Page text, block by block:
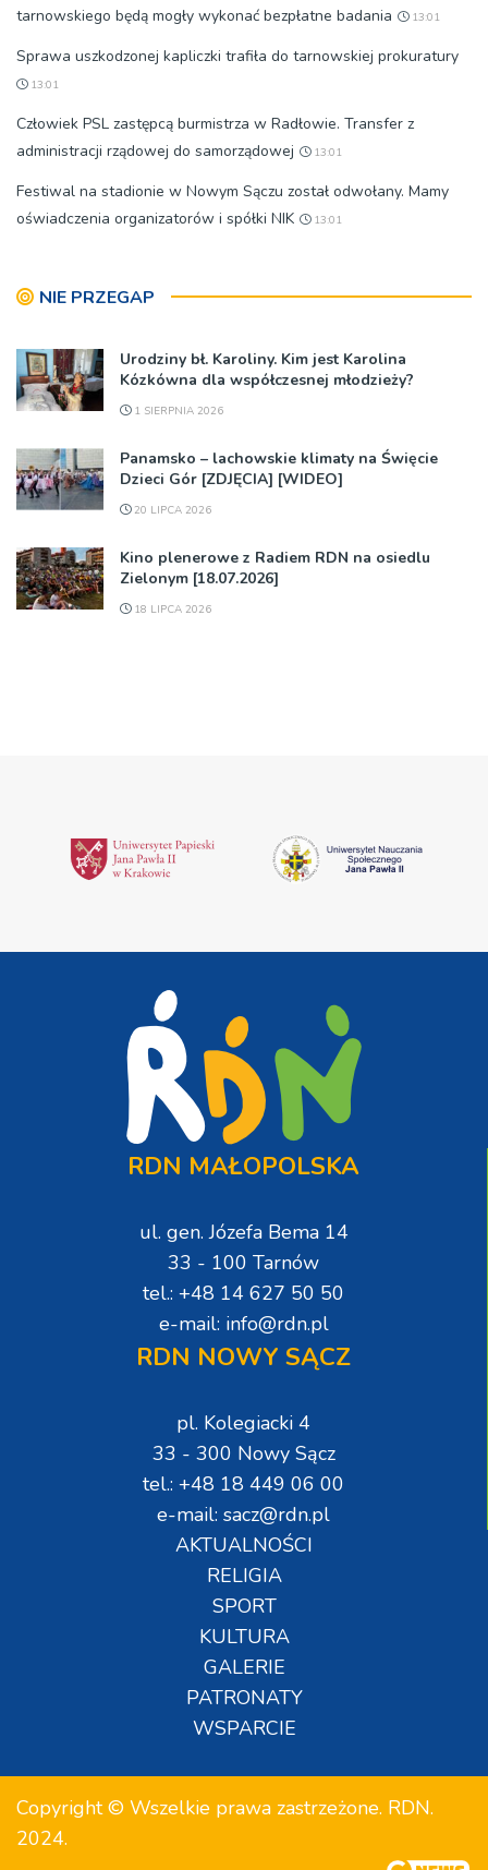
tarnowskiego będą mogły wykonać bezpłatne badania
13:01
Sprawa uszkodzonej kapliczki trafiła do tarnowskiej prokuratury
13:01
Człowiek PSL zastępcą burmistrza w Radłowie. Transfer z
administracji rządowej do samorządowej
13:01
Festiwal na stadionie w Nowym Sączu został odwołany. Mamy
oświadczenia organizatorów i spółki NIK
13:01
NIE PRZEGAP
Urodziny bł. Karoliny. Kim jest Karolina
Kózkówna dla współczesnej młodzieży?
1 SIERPNIA 2026
Panamsko – lachowskie klimaty na Święcie
Dzieci Gór [ZDJĘCIA] [WIDEO]
20 LIPCA 2026
Kino plenerowe z Radiem RDN na osiedlu
Zielonym [18.07.2026]
18 LIPCA 2026
RDN MAŁOPOLSKA
ul. gen. Józefa Bema 14
33 - 100 Tarnów
tel.: +48 14 627 50 50
e-mail: info@rdn.pl
RDN NOWY SĄCZ
pl. Kolegiacki 4
33 - 300 Nowy Sącz
tel.: +48 18 449 06 00
e-mail: sacz@rdn.pl
AKTUALNOŚCI
RELIGIA
SPORT
KULTURA
GALERIE
PATRONATY
WSPARCIE
Copyright © Wszelkie prawa zastrzeżone. RDN.
2024.